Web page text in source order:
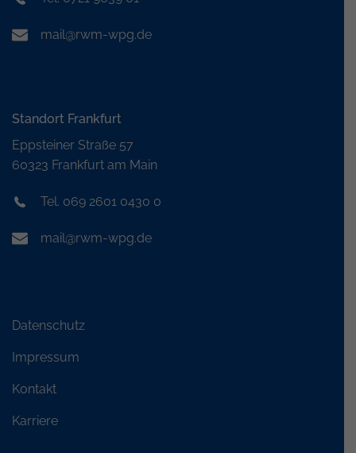
mail@rwm-wpg.de
Standort Frankfurt
Eppsteiner Straße 57
60323 Frankfurt am Main
Tel. 069 2601 0430 0
mail@rwm-wpg.de
Datenschutz
Impressum
Kontakt
Karriere